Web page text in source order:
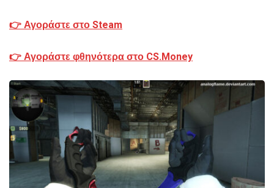
👉 Αγοράστε στο Steam
👉 Αγοράστε φθηνότερα στο CS.Money